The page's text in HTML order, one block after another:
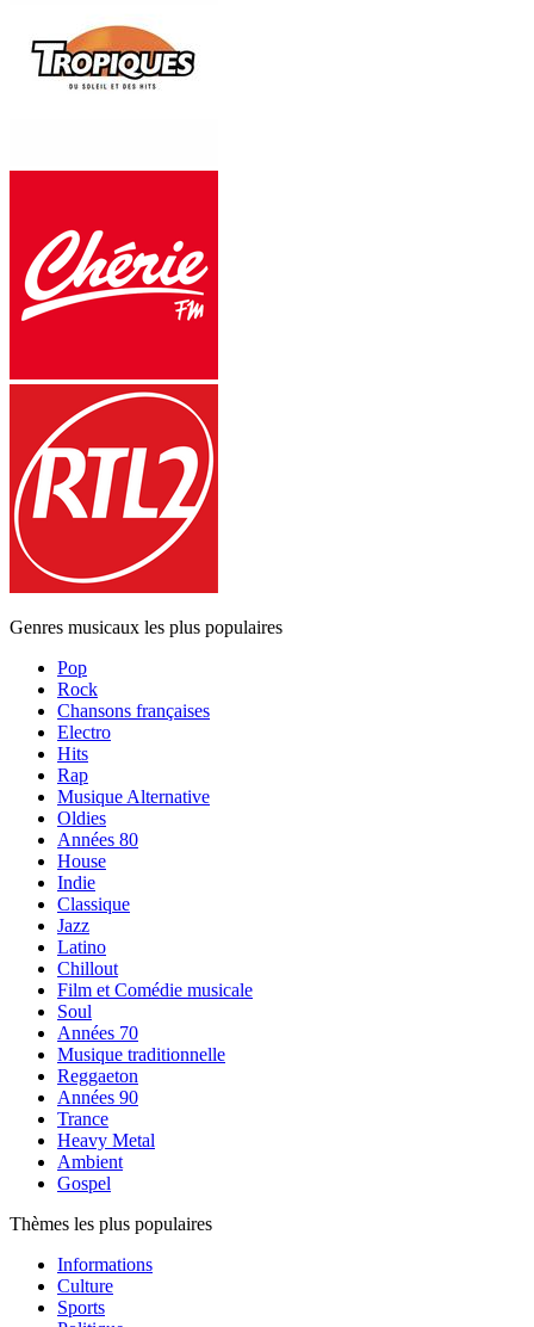
Genres musicaux les plus populaires
Pop
Rock
Chansons françaises
Electro
Hits
Rap
Musique Alternative
Oldies
Années 80
House
Indie
Classique
Jazz
Latino
Chillout
Film et Comédie musicale
Soul
Années 70
Musique traditionnelle
Reggaeton
Années 90
Trance
Heavy Metal
Ambient
Gospel
Thèmes les plus populaires
Informations
Culture
Sports